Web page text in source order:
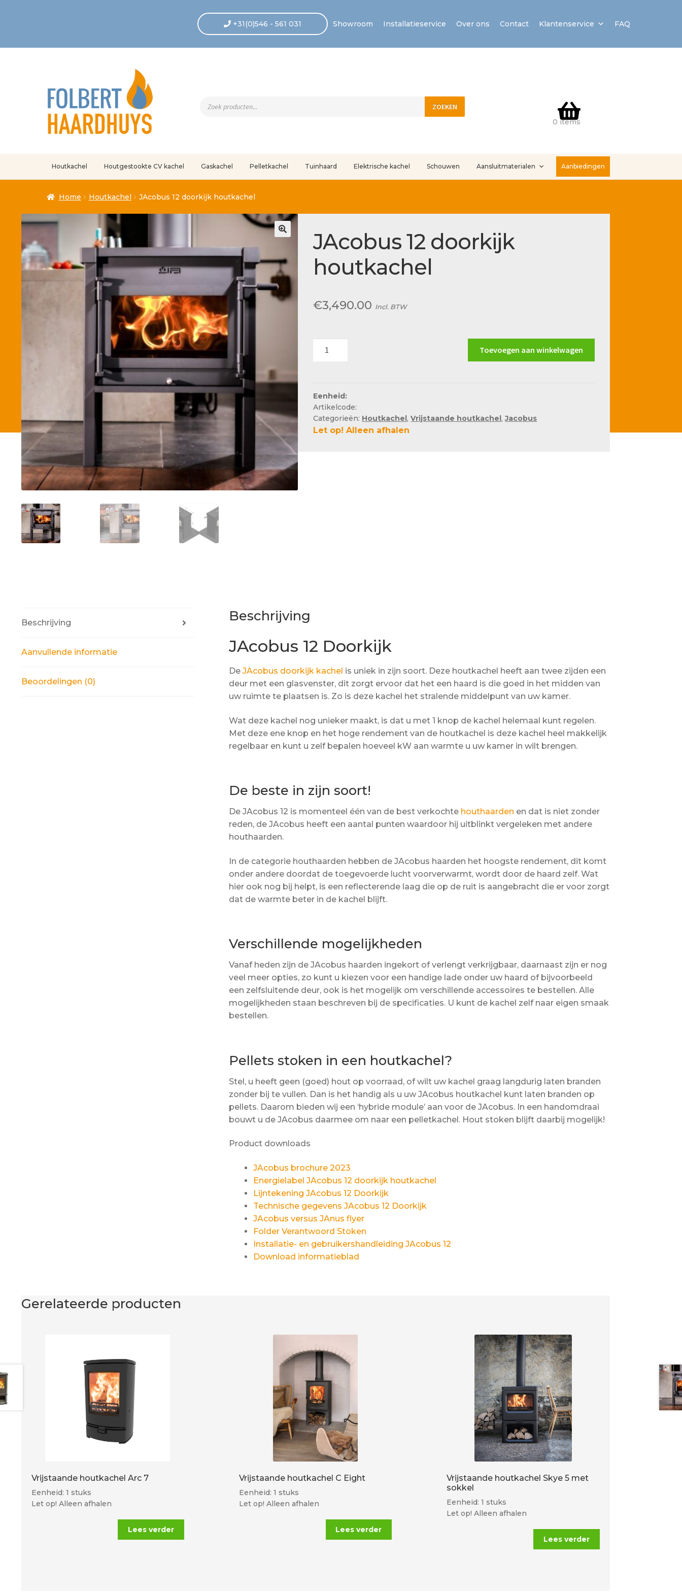
+31(0)546 - 561 031 Showroom Installatieservice Over ons Contact Klantenservice FAQ
zoeken
ZOEKEN
0 items
Houtkachel Houtgestookte CV kachel Gaskachel Pelletkachel Tuinhaard Elektrische kachel Schouwen Aansluitmaterialen Aanbiedingen
Betaalmethode
Ons team
Verzending en bezorging Winkel Winkelmand
Home Houtkachel JAcobus 12 doorkijk houtkachel
JAcobus 12 doorkijk
houtkachel
€3,490.00 Incl. BTW
aantal
Toevoegen aan winkelwagen
Eenheid:
Artikelcode:
Categorieën: Houtkachel,Vrijstaande houtkachel,Jacobus
Let op! Alleen afhalen
Beschrijving
Aanvullende informatie
Beoordelingen (0)
Beschrijving
JAcobus 12 Doorkijk
De JAcobus doorkijk kachel is uniek in zijn soort. Deze houtkachel heeft aan twee zijden een
deur met een glasvenster, dit zorgt ervoor dat het een haard is die goed in het midden van
uw ruimte te plaatsen is. Zo is deze kachel het stralende middelpunt van uw kamer.
Wat deze kachel nog unieker maakt, is dat u met 1 knop de kachel helemaal kunt regelen.
Met deze ene knop en het hoge rendement van de houtkachel is deze kachel heel makkelijk
regelbaar en kunt u zelf bepalen hoeveel kW aan warmte u uw kamer in wilt brengen.
De beste in zijn soort!
De JAcobus 12 is momenteel één van de best verkochte houthaarden en dat is niet zonder
reden, de JAcobus heeft een aantal punten waardoor hij uitblinkt vergeleken met andere
houthaarden.
In de categorie houthaarden hebben de JAcobus haarden het hoogste rendement, dit komt
onder andere doordat de toegevoerde lucht voorverwarmt, wordt door de haard zelf. Wat
hier ook nog bij helpt, is een reflecterende laag die op de ruit is aangebracht die er voor zorgt
dat de warmte beter in de kachel blijft.
Verschillende mogelijkheden
Vanaf heden zijn de JAcobus haarden ingekort of verlengt verkrijgbaar, daarnaast zijn er nog
veel meer opties, zo kunt u kiezen voor een handige lade onder uw haard of bijvoorbeeld
een zelfsluitende deur, ook is het mogelijk om verschillende accessoires te bestellen. Alle
mogelijkheden staan beschreven bij de specificaties. U kunt de kachel zelf naar eigen smaak
bestellen.
Pellets stoken in een houtkachel?
Stel, u heeft geen (goed) hout op voorraad, of wilt uw kachel graag langdurig laten branden
zonder bij te vullen. Dan is het handig als u uw JAcobus houtkachel kunt laten branden op
pellets. Daarom bieden wij een ‘hybride module’ aan voor de JAcobus. In een handomdraai
bouwt u de JAcobus daarmee om naar een pelletkachel. Hout stoken blijft daarbij mogelijk!
Product downloads
JAcobus brochure 2023
Energielabel JAcobus 12 doorkijk houtkachel
Lijntekening JAcobus 12 Doorkijk
Technische gegevens JAcobus 12 Doorkijk
JAcobus versus JAnus flyer
Folder Verantwoord Stoken
Installatie- en gebruikershandleiding JAcobus 12
Download informatieblad
Gerelateerde producten
Vrijstaande houtkachel Arc 7
Eenheid: 1 stuks
Let op! Alleen afhalen
Lees verder
Vrijstaande houtkachel C Eight
Eenheid: 1 stuks
Let op! Alleen afhalen
Lees verder
Vrijstaande houtkachel Skye 5 met
sokkel
Eenheid: 1 stuks
Let op! Alleen afhalen
Lees verder